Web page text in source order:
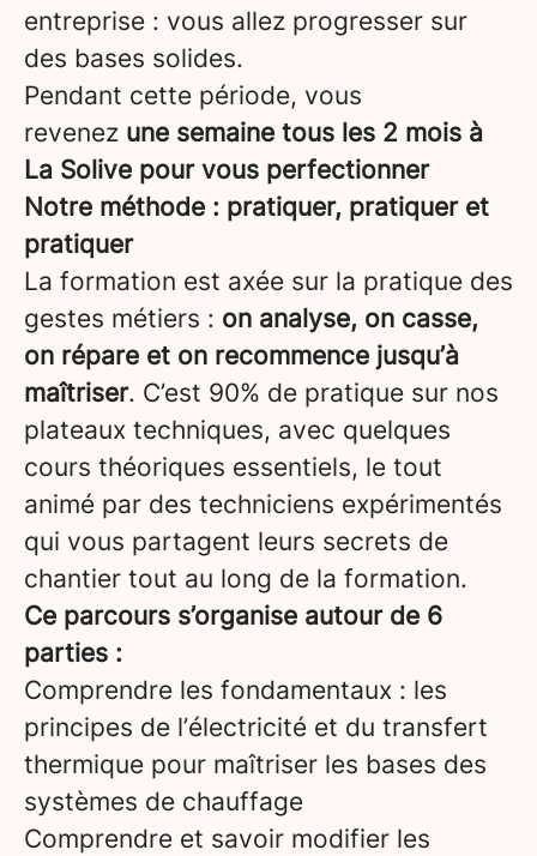
entreprise : vous allez progresser sur
des bases solides.
Pendant cette période, vous
revenez une semaine tous les 2 mois à
La Solive pour vous perfectionner
Notre méthode : pratiquer, pratiquer et
pratiquer
La formation est axée sur la pratique des
gestes métiers : on analyse, on casse,
on répare et on recommence jusqu’à
maîtriser. C’est 90% de pratique sur nos
plateaux techniques, avec quelques
cours théoriques essentiels, le tout
animé par des techniciens expérimentés
qui vous partagent leurs secrets de
chantier tout au long de la formation.
Ce parcours s’organise autour de 6
parties :
Comprendre les fondamentaux : les
principes de l’électricité et du transfert
thermique pour maîtriser les bases des
systèmes de chauffage
Comprendre et savoir modifier les